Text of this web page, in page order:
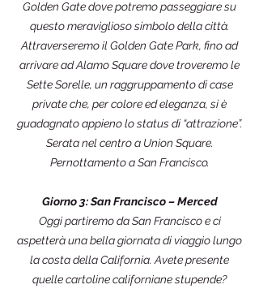
Golden Gate dove potremo passeggiare su
questo meraviglioso simbolo della città.
Attraverseremo il Golden Gate Park, fino ad
arrivare ad Alamo Square dove troveremo le
Sette Sorelle, un raggruppamento di case
private che, per colore ed eleganza, si è
guadagnato appieno lo status di “attrazione”.
Serata nel centro a Union Square.
Pernottamento a San Francisco.
Giorno 3: San Francisco – Merced
Oggi partiremo da San Francisco e ci
aspetterà una bella giornata di viaggio lungo
la costa della California. Avete presente
quelle cartoline californiane stupende?